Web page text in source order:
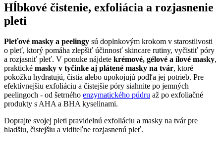
Hĺbkové čistenie, exfoliácia a rozjasnenie
pleti
Pleťové masky a peelingy sú doplnkovým krokom v starostlivosti
o pleť, ktorý pomáha zlepšiť účinnosť skincare rutiny, vyčistiť póry
a rozjasniť pleť. V ponuke nájdete krémové, gélové a ílové masky,
praktické masky v tyčinke aj plátené masky na tvár, ktoré
pokožku hydratujú, čistia alebo upokojujú podľa jej potrieb. Pre
efektívnejšiu exfoliáciu a čistejšie póry siahnite po jemných
peelingoch - od šetrného enzymatického púdru až po exfoliačné
produkty s AHA a BHA kyselinami.
Doprajte svojej pleti pravidelnú exfoliáciu a masky na tvár pre
hladšiu, čistejšiu a viditeľne rozjasnenú pleť.